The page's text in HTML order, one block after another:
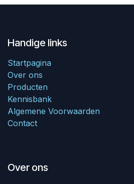
Handige links
Startpagina
Over ons
Producten
Kennisbank
Algemene Voorwaarden
Contact
Over ons